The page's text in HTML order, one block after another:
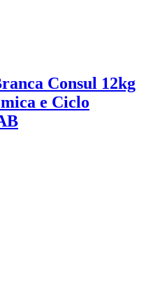
Consul 12kg
e Ciclo